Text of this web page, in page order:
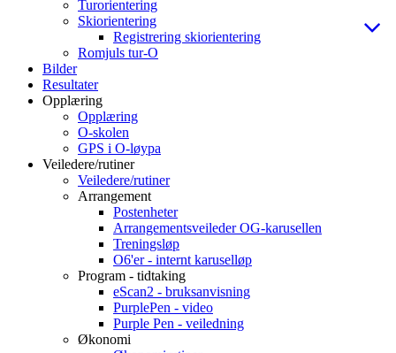
Turorientering
Skiorientering
Registrering skiorientering
Romjuls tur-O
Bilder
Resultater
Opplæring
Opplæring
O-skolen
GPS i O-løypa
Veiledere/rutiner
Veiledere/rutiner
Arrangement
Postenheter
Arrangementsveileder OG-karusellen
Treningsløp
O6'er - internt karuselløp
Program - tidtaking
eScan2 - bruksanvisning
PurplePen - video
Purple Pen - veiledning
Økonomi